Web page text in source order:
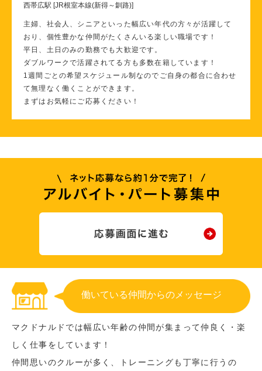
西帯広駅 [JR根室本線(新得～釧路)]
主婦、社会人、シニアといった幅広い年代の方々が活躍して
おり、個性豊かな仲間がたくさんいる楽しい職場です！
平日、土日のみの勤務でも大歓迎です。
ダブルワークで活躍されてる方も多数在籍しています！
1週間ごとの希望スケジュール制なのでご自身の都合に合わせ
て無理なく働くことができます。
まずはお気軽にご応募ください！
働いている仲間からのメッセージ
マクドナルドでは幅広い年齢の仲間が集まって仲良く・楽
しく仕事をしています！
仲間思いのクルーが多く、トレーニングも丁寧に行うの